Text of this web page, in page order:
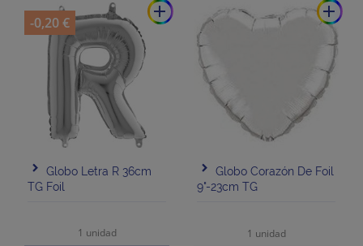
add
Globo Letra R 36cm
TG Foil
1 unidad
-0,20 €
add
Globo Corazón De Foil
9"-23cm TG
1 unidad